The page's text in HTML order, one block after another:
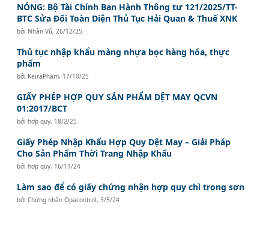
NÓNG: Bộ Tài Chính Ban Hành Thông tư 121/2025/TT-
BTC Sửa Đổi Toàn Diện Thủ Tục Hải Quan & Thuế XNK
bởi Nhân Vũ, 26/12/25
Thủ tục nhập khẩu màng nhựa bọc hàng hóa, thực
phẩm
bởi KeiraPham, 17/10/25
GIẤY PHÉP HỢP QUY SẢN PHẨM DỆT MAY QCVN
01:2017/BCT
bởihơp quy, 18/2/25
Giấy Phép Nhập Khẩu Hợp Quy Dệt May – Giải Pháp
Cho Sản Phẩm Thời Trang Nhập Khẩu
bởihơp quy, 16/11/24
Làm sao để có giấy chứng nhận hợp quy chì trong sơn
bởiChứng nhận Opacontrol,3/5/24